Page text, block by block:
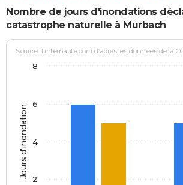
Nombre de jours d'inondations
catastrophe naturelle à Murbach
Jours d'inondation
Source : Linternaute.com d'après les données de la
2
4
6
8